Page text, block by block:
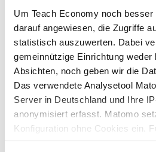
Um Teach Economy noch
darauf angewiesen, die Zugriffe
statistisch auszuwerten. Dabei
gemeinnützige Einrichtung weder
Absichten, noch geben wir die
Das verwendete Analysetool
Server in Deutschland und Ihre
anonymisiert erfasst. Matomo
Konfiguration ohne Cookies ein.
Analyse bitte wir Sie, auch den
Planspiele
Spielerisch
verstehen –
WIWAG,